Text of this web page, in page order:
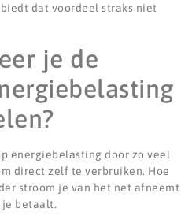
dat voordeel straks niet
je de
energiebelasting door zo veel
direct zelf te verbruiken. Hoe
stroom je van het net afneemt
betaalt.